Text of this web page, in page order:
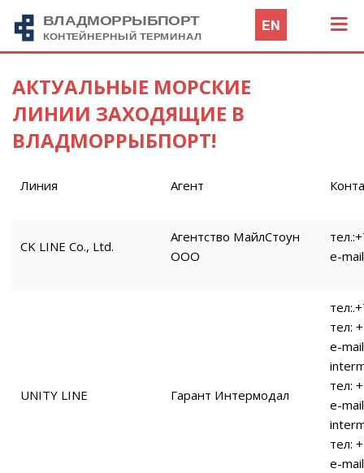
EN
АКТУАЛЬНЫЕ МОРСКИЕ
ЛИНИИ ЗАХОДЯЩИЕ В
ВЛАДМОРРЫБПОРТ!
Линия Агент
CK LINE Co., Ltd.
Агентство МайлСтоун
ООО
e-
UNITY LINE Гарант Интермодал
тел:
e-
тел:
e-
тел:
e-